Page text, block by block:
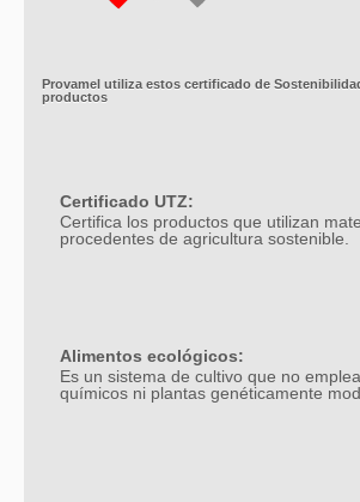
Provamel utiliza estos certificado de
productos
Certificado UTZ:
Certifica los productos que utilizan
procedentes de agricultura sostenible.
Alimentos ecológicos:
Es un sistema de cultivo que no
químicos ni plantas genéticamente